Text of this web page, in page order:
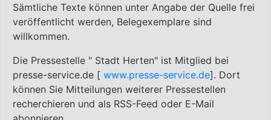
Sämtliche Texte können unter Angabe der Quelle frei
veröffentlicht werden, Belegexemplare sind
willkommen.
Die Pressestelle " Stadt Herten" ist Mitglied bei
presse-service.de [ www.presse-service.de]. Dort
können Sie Mitteilungen weiterer Pressestellen
recherchieren und als RSS-Feed oder E-Mail